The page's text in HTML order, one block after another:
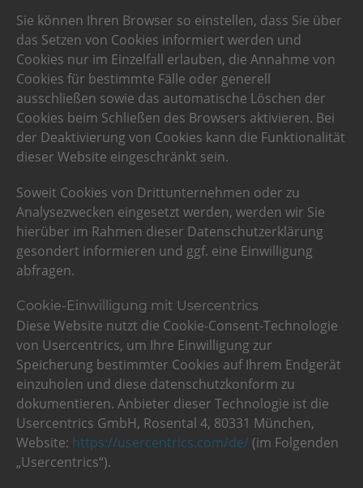
Sie können Ihren Browser so einstellen, dass Sie über
das Setzen von Cookies informiert werden und
Cookies nur im Einzelfall erlauben, die Annahme von
Cookies für bestimmte Fälle oder generell
ausschließen sowie das automatische Löschen der
Cookies beim Schließen des Browsers aktivieren. Bei
der Deaktivierung von Cookies kann die Funktionalität
dieser Website eingeschränkt sein.
Soweit Cookies von Drittunternehmen oder zu
Analysezwecken eingesetzt werden, werden wir Sie
hierüber im Rahmen dieser Datenschutzerklärung
gesondert informieren und ggf. eine Einwilligung
abfragen.
Cookie-Einwilligung mit Usercentrics
Diese Website nutzt die Cookie-Consent-Technologie
von Usercentrics, um Ihre Einwilligung zur
Speicherung bestimmter Cookies auf Ihrem Endgerät
einzuholen und diese datenschutzkonform zu
dokumentieren. Anbieter dieser Technologie ist die
Usercentrics GmbH, Rosental 4, 80331 München,
Website: https://usercentrics.com/de/ (im Folgenden
„Usercentrics“).